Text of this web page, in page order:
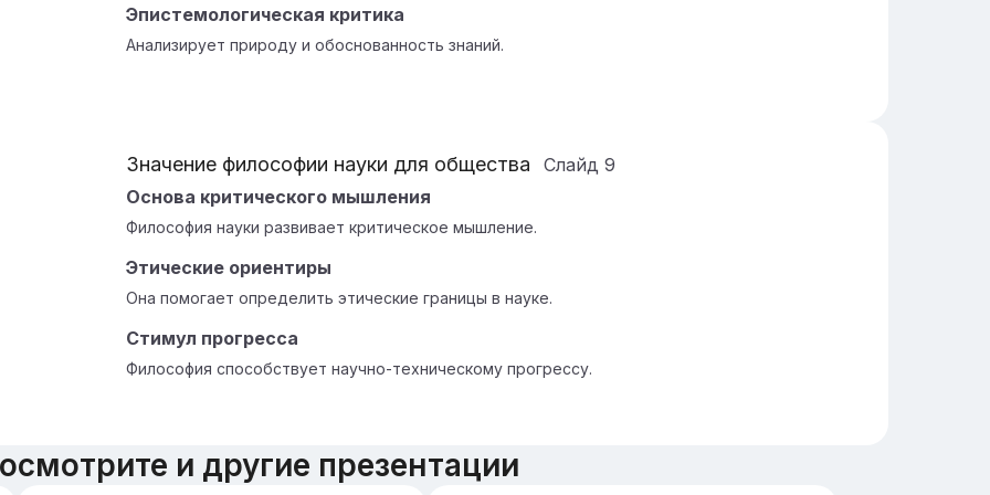
Эпистемологическая критика
Анализирует природу и обоснованность знаний.
Значение философии науки для общества Слайд 9
Основа критического мышления
Философия науки развивает критическое мышление.
Этические ориентиры
Она помогает определить этические границы в науке.
Стимул прогресса
Философия способствует научно-техническому прогрессу.
и другие презентации